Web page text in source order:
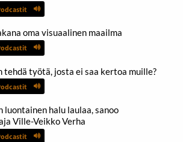
oma visuaalinen maailma
tehdä työtä, josta ei saa kertoa muille?
luontainen halu laulaa, sanoo
Ville-Veikko Verha